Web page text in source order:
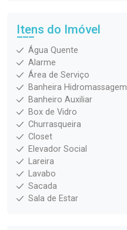
Itens do Imóvel
Água Quente
Alarme
Área de Serviço
Banheira Hidromassagem
Banheiro Auxiliar
Box de Vidro
Churrasqueira
Closet
Elevador Social
Lareira
Lavabo
Sacada
Sala de Estar